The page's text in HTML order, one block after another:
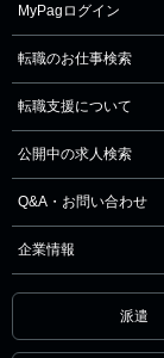
MyPagログイン
転職のお仕事検索
転職支援について
公開中の求人検索
Q&A・お問い合わせ
企業情報
派遣